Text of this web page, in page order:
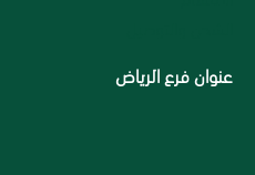
عنوان فرع الرياض